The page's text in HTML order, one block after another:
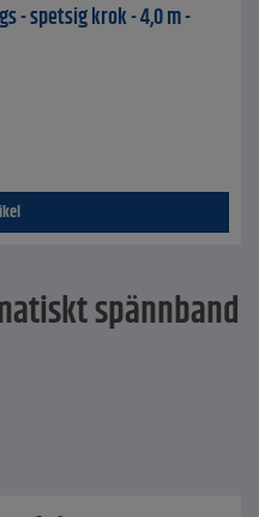
- spetsig krok - 4,0 m -
spännband